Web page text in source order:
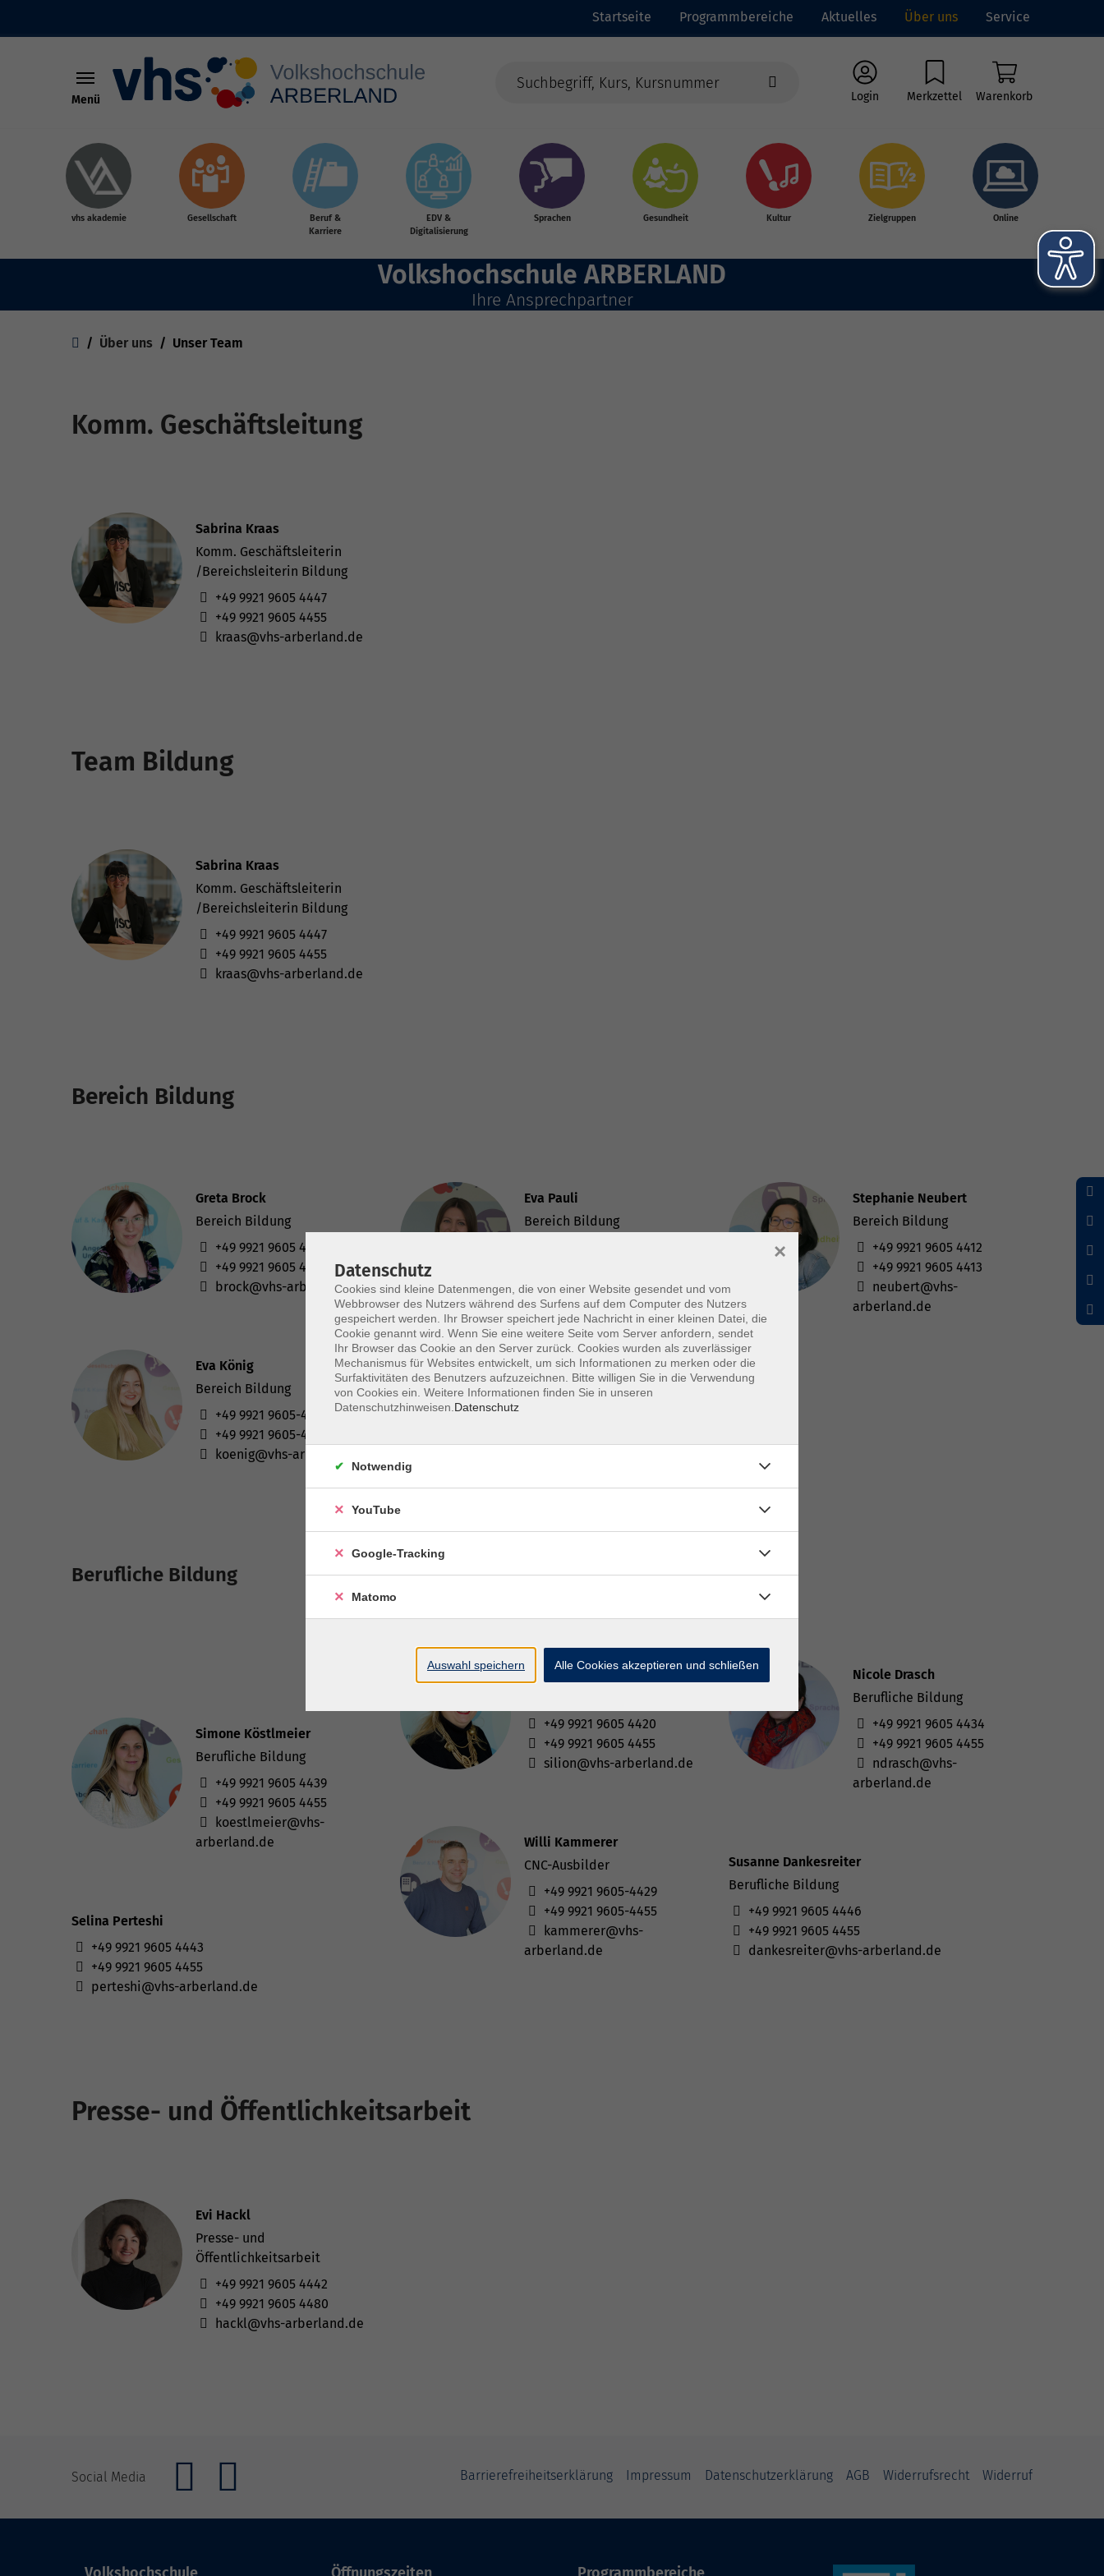
Startseite Programmbereiche Aktuelles Über uns Service
Menü Login Merkzettel Warenkorb
vhs akademie Gesellschaft
Beruf &
Karriere
EDV &
Digitalisierung
Sprachen Gesundheit Kultur Zielgruppen Online
Volkshochschule ARBERLAND
Ihre Ansprechpartner
You are here:
Über uns Unser Team
Komm. Geschäftsleitung
Sabrina Kraas
Komm. Geschäftsleiterin
/Bereichsleiterin Bildung
+49 9921 9605 4447
+49 9921 9605 4455
kraas@vhs-arberland.de
Team Bildung
Sabrina Kraas
Komm. Geschäftsleiterin
/Bereichsleiterin Bildung
+49 9921 9605 4447
+49 9921 9605 4455
kraas@vhs-arberland.de
Bereich Bildung
Greta Brock
Bereich Bildung
+49 9921 9605 4415
+49 9921 9605 4455
brock@vhs-arberland.de
Eva König
Bereich Bildung
+49 9921 9605-4478
+49 9921 9605-4455
koenig@vhs-arberland.de
Eva Pauli
Bereich Bildung
pauli@vhs-arberland.de
Stephanie Neubert
Bereich Bildung
+49 9921 9605 4412
+49 9921 9605 4413
neubert@vhs-
arberland.de
Berufliche Bildung
Simone Köstlmeier
Berufliche Bildung
+49 9921 9605 4439
+49 9921 9605 4455
koestlmeier@vhs-
arberland.de
Selina Perteshi
+49 9921 9605 4443
+49 9921 9605 4455
perteshi@vhs-arberland.de
Alexandra Silion
+49 9921 9605 4420
+49 9921 9605 4455
silion@vhs-arberland.de
Willi Kammerer
CNC-Ausbilder
+49 9921 9605-4429
+49 9921 9605-4455
kammerer@vhs-
arberland.de
Nicole Drasch
Berufliche Bildung
+49 9921 9605 4434
+49 9921 9605 4455
ndrasch@vhs-
arberland.de
Susanne Dankesreiter
Berufliche Bildung
+49 9921 9605 4446
+49 9921 9605 4455
dankesreiter@vhs-arberland.de
Presse- und Öffentlichkeitsarbeit
Evi Hackl
Presse- und
Öffentlichkeitsarbeit
+49 9921 9605 4442
+49 9921 9605 4480
hackl@vhs-arberland.de
Social Media Barrierefreiheitserklärung Impressum Datenschutzerklärung AGB Widerrufsrecht Widerruf
Datenschutz
Cookies sind kleine Datenmengen, die von einer Website gesendet und vom
Webbrowser des Nutzers während des Surfens auf dem Computer des Nutzers
gespeichert werden. Ihr Browser speichert jede Nachricht in einer kleinen Datei, die
Cookie genannt wird. Wenn Sie eine weitere Seite vom Server anfordern, sendet
Ihr Browser das Cookie an den Server zurück. Cookies wurden als zuverlässiger
Mechanismus für Websites entwickelt, um sich Informationen zu merken oder die
Surfaktivitäten des Benutzers aufzuzeichnen. Bitte willigen Sie in die Verwendung
von Cookies ein. Weitere Informationen finden Sie in unseren
Datenschutzhinweisen. Datenschutz
×
Notwendig
YouTube
Google-Tracking
Matomo
Auswahl speichern Alle Cookies akzeptieren und schließen